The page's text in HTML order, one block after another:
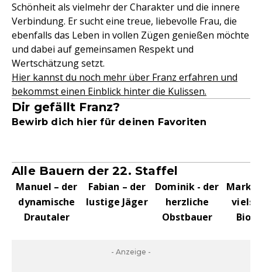
Schönheit als vielmehr der Charakter und die innere
Verbindung. Er sucht eine treue, liebevolle Frau, die
ebenfalls das Leben in vollen Zügen genießen möchte
und dabei auf gemeinsamen Respekt und
Wertschätzung setzt.
Hier kannst du noch mehr über Franz erfahren und
bekommst einen Einblick hinter die Kulissen.
Dir gefällt Franz?
Bewirb dich hier für deinen Favoriten
Alle Bauern der 22. Staffel
Manuel – der
dynamische
Drautaler
Fabian – der
lustige Jäger
Dominik - der
herzliche
Obstbauer
- Anzeige -